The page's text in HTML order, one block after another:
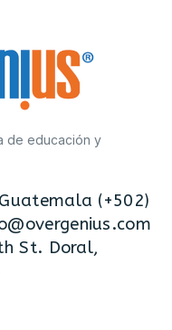
de educación y
(+502)
St. Doral,